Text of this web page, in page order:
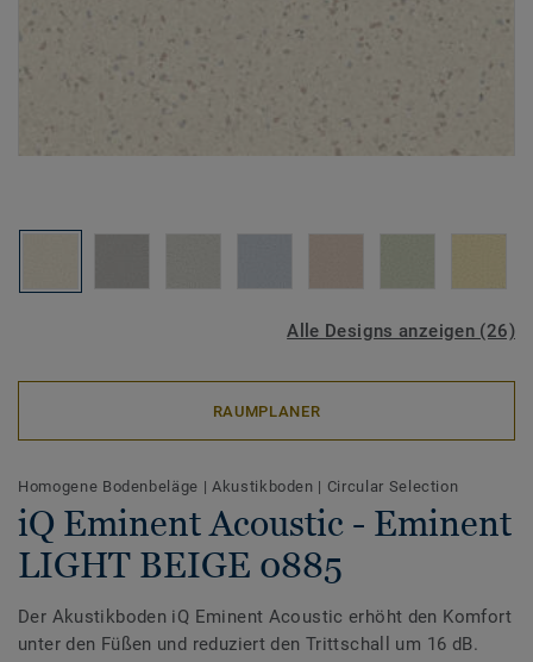
Alle Designs anzeigen (26)
RAUMPLANER
Homogene Bodenbeläge | Akustikboden | Circular Selection
iQ Eminent Acoustic - Eminent
LIGHT BEIGE 0885
Der Akustikboden iQ Eminent Acoustic erhöht den Komfort
unter den Füßen und reduziert den Trittschall um 16 dB.